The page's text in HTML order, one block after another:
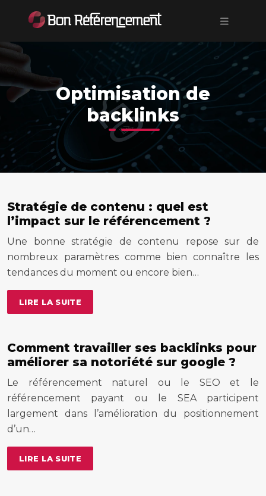
Optimisation de
backlinks
Stratégie de contenu : quel est
l’impact sur le référencement ?
Une bonne stratégie de contenu repose sur de
nombreux paramètres comme bien connaître les
tendances du moment ou encore bien…
LIRE LA SUITE
Comment travailler ses backlinks pour
améliorer sa notoriété sur google ?
Le référencement naturel ou le SEO et le
référencement payant ou le SEA participent
largement dans l’amélioration du positionnement
d’un…
LIRE LA SUITE